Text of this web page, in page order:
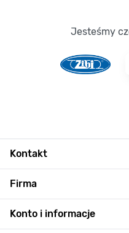
Jesteśmy
Kontakt
Firma
Konto i informacje